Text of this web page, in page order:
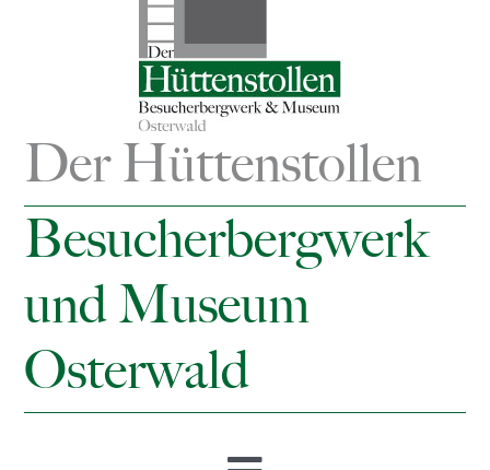
Der Hüttenstollen
Besucherbergwerk
und Museum
Osterwald